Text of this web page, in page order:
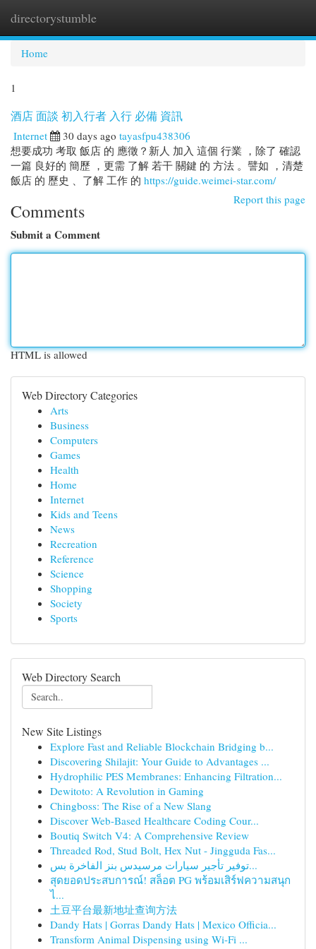
directorystumble
Home
1
酒店 面談 初入行者 入行 必備 資訊
Internet 30 days ago tayasfpu438306
想要成功 考取 飯店 的 應徵？新人 加入 這個 行業 ，除了 確認
一篇 良好的 簡歷 ，更需 了解 若干 關鍵 的 方法 。譬如 ，清楚
飯店 的 歷史 、了解 工作 的 https://guide.weimei-star.com/
Report this page
Comments
Submit a Comment
HTML is allowed
Web Directory Categories
Arts
Business
Computers
Games
Health
Home
Internet
Kids and Teens
News
Recreation
Reference
Science
Shopping
Society
Sports
Web Directory Search
New Site Listings
Explore Fast and Reliable Blockchain Bridging b...
Discovering Shilajit: Your Guide to Advantages ...
Hydrophilic PES Membranes: Enhancing Filtration...
Dewitoto: A Revolution in Gaming
Chingboss: The Rise of a New Slang
Discover Web-Based Healthcare Coding Cour...
Boutiq Switch V4: A Comprehensive Review
Threaded Rod, Stud Bolt, Hex Nut - Jingguda Fas...
توفير تأجير سيارات مرسيدس بنز الفاخرة بس...
สุดยอดประสบการณ์! สล็อต PG พร้อมเสิร์ฟความสนุก
ไ...
土豆平台最新地址查询方法
Dandy Hats | Gorras Dandy Hats | Mexico Officia...
Transform Animal Dispensing using Wi-Fi ...